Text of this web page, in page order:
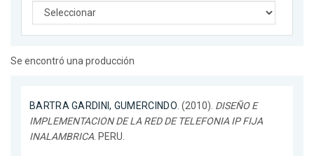
Se encontró una producción
BARTRA GARDINI, GUMERCINDO. (2010). DISEÑO E
IMPLEMENTACION DE LA RED DE TELEFONIA IP FIJA
INALAMBRICA. PERU.